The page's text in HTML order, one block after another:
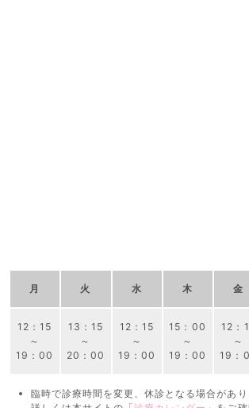
月 火 水 木 金
12：15
～
19：00
13：15
～
20：00
12：15
～
19：00
15：00
～
19：00
12：
～
19：
臨時で診療時間を変更、休診となる場合があり